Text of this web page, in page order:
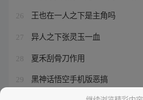
26 王也在一人之下是主角吗
27 异人之下张灵玉一血
28 夏禾刮骨刀作用
29 黑神话悟空手机版恶搞